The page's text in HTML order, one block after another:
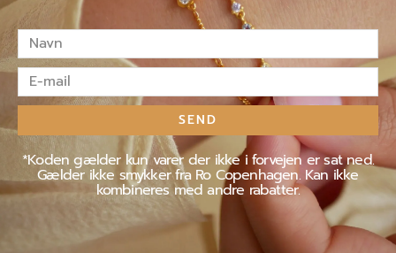
Navn
E-
mail
SEND
*Koden gælder kun varer der ikke i forvejen er sat ned.
Gælder ikke smykker fra Ro Copenhagen. Kan ikke
kombineres med andre rabatter.